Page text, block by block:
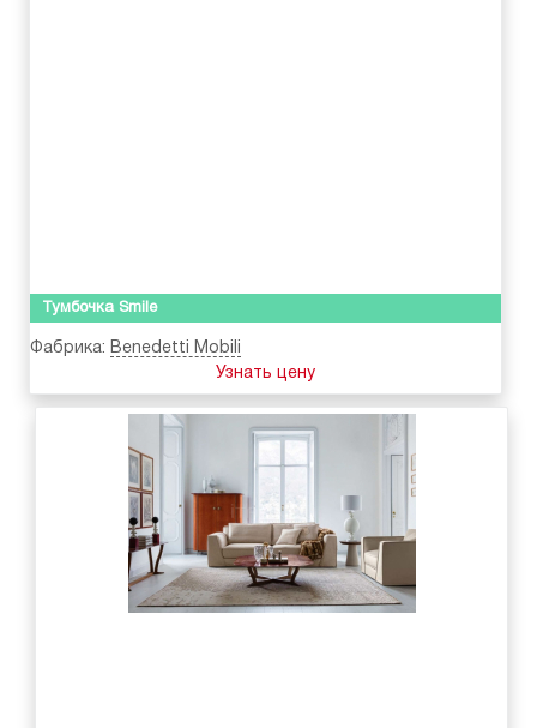
Тумбочка Smile
Фабрика: Benedetti Mobili
Узнать цену